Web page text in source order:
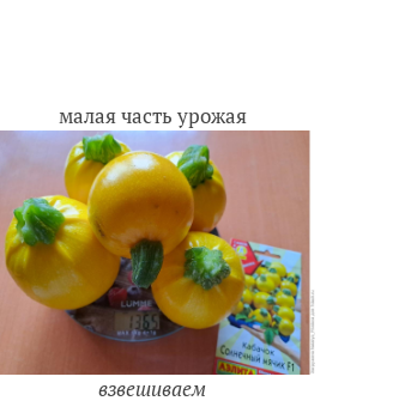
малая часть урожая
взвешиваем